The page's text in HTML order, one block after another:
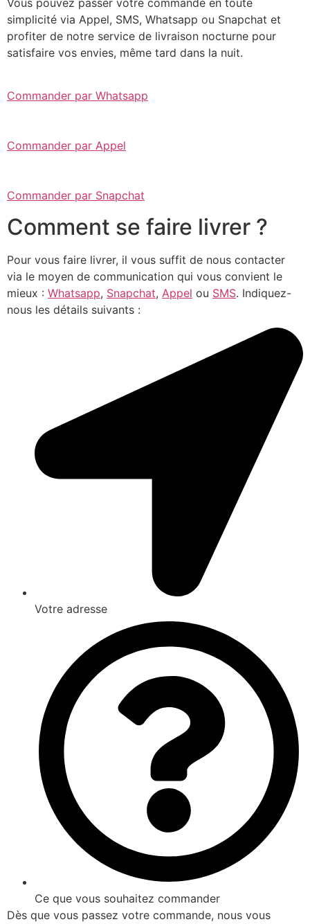
simplicité via Appel, SMS, Whatsapp ou Snapchat et
profiter de notre service de livraison nocturne pour
satisfaire vos envies, même tard dans la nuit.
Commander par Whatsapp
Commander par Appel
Commander par Snapchat
Comment se faire livrer ?
Pour vous faire livrer, il vous suffit de nous contacter
via le moyen de communication qui vous convient le
mieux : Whatsapp, Snapchat, Appel ou SMS. Indiquez-
nous les détails suivants :
Votre adresse
Ce que vous souhaitez commander
Dès que vous passez votre commande, nous vous